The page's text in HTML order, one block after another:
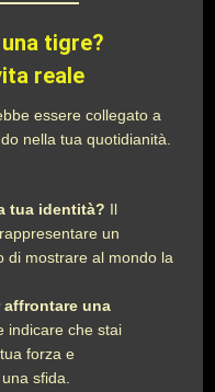
tigre?
reale
essere collegato a
nella tua quotidianità.
tua identità? Il
un
di mostrare al mondo la
una
indicare che stai
forza e
sfida.